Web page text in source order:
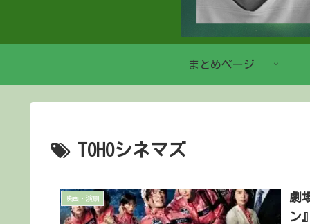
まとめページ
TOHOシネマズ
映画・演劇
劇
ン